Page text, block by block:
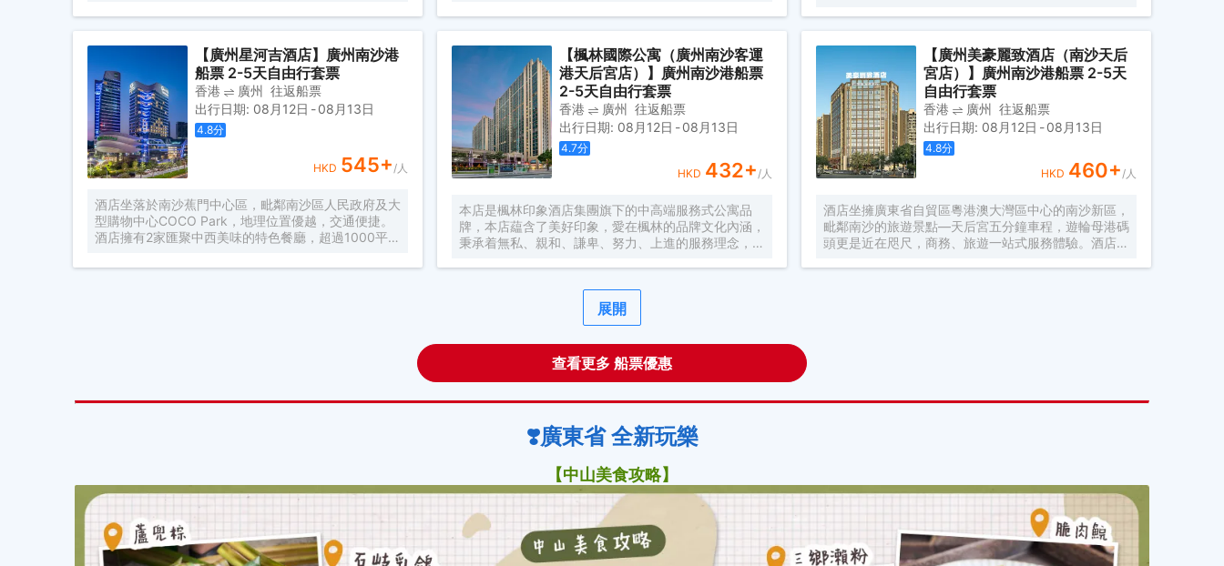
讓各路賓客品味嶺南與南洋風情的輕鬆茶室精品酒店，
在經典家居與裝潢中重逢嶺南文化的歸屬感。 客棧共
五層，一層為大堂及茶室，二至五層為客房，寬敞、舒
適、風格各異的客房眾多；供賓客休閒暢談的石奧茶
室，主要提供早餐、茶點、飲品、簡餐等服務；同時亦
與中國大陸獲得“五金錨”獎的南沙遊艇會提供宴會/婚
宴/會議、中西式餐飲、遊艇觀光/租賃、帆船租賃/體
驗、遊艇帆船駕證考取等不同種服務功能，打造出一種
特色的休閒度假空間。
南沙區一家國際品牌酒店，賓客可以在酒店一如既往的
體驗到喜來登品牌的舒適和服務。酒店交通便利，在這
裏，您能夠輕鬆外出，探索這座城市每一處不容錯過的
地方。酒店距離著名景點南沙天后宮，南沙水鳥世界，
南沙濕地公園，十九湧海鮮水產市場等約30分鐘車
程。 酒店設有豐富的兒童設施，商務出行、休閒出行
皆宜。酒店客房共計兩百餘間，客房均配備特別為喜來
登品牌定製使用的喜來登特色睡床，55英寸超大純平
電視，高速上網及獨立的浴缸和淋浴間。 酒店三個餐
廳可使顧客體驗到本地及各國美食。酒店的喜來登健身
中心旨在為賓客提供快速集中健身智能解決方案，讓他
先進器材的幫助下，賓客可根據自己的時間與住宿安排
定製專屬健身日程。
型，雙床1.35m×2m，大床1.8m×2m，定製慕思床
墊，完美承託你的身體，給你一整夜舒適睡眠；房間配
備3.0智能化控制系統、電動窗簾，花灑音樂，超大屏
幕液晶數字電視、特質香氛洗護用品、無線wifi暢遊；
為您營造舒適温暖而趣味好玩的體驗空間。 同時，設
有商務會議室、早餐廳、健身房、棋牌室及停車場。個
性化的服務理念及專業的管理團隊，為商旅賓客提供優
質、高效的服務，是您商旅、洽談、會友的好去處。
【廣州星河吉酒店】廣州南沙港
船票 2-5天自由行套票
香港 廣州 往返船票
出行日期: 08月12日 -08月13日
4.8分
HKD 545+/人
酒店坐落於南沙蕉門中心區，毗鄰南沙區人民政府及大
型購物中心COCO Park，地理位置優越，交通便捷。
酒店擁有2家匯聚中西美味的特色餐廳，超過1000平方
會廳及2個多功能會議廳。酒店將致力為賓客提供旅居
【楓林國際公寓（廣州南沙客運
港天后宮店）】廣州南沙港船票
2-5天自由行套票
香港 廣州 往返船票
出行日期: 08月12日 -08月13日
4.7分
HKD 432+/人
本店是楓林印象酒店集團旗下的中高端服務式公寓品
牌，本店藴含了美好印象，愛在楓林的品牌文化內涵，
秉承着無私、親和、謙卑、努力、上進的服務理念，真
店裝修建造。酒店座落在南沙區漾濱路珠江灣FA-3
棟，擁有高檔客房，酒店南臨珠江，北臨大腳山，交通
極其便利。 酒店環境優美，格調高雅。客房舒適、豪
華，餐飲風味獨特，設施先進的商務中心隨時為您提供
周到、快捷的服務。是您商務、會議的理想之選。
【廣州美豪麗致酒店（南沙天后
宮店）】廣州南沙港船票 2-5天
自由行套票
香港 廣州 往返船票
出行日期: 08月12日 -08月13日
4.8分
HKD 460+/人
酒店坐擁廣東省自貿區粵港澳大灣區中心的南沙新區，
毗鄰南沙的旅遊景點—天后宮五分鐘車程，遊輪母港碼
頭更是近在咫尺，商務、旅遊一站式服務體驗。酒店由
舒適、愜意的入住體驗。
展開
查看更多 船票優惠
❣️廣東省 全新玩樂
【中山美食攻略】